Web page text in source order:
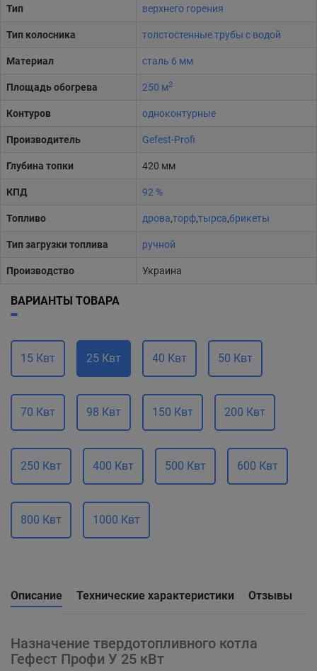
Тип верхнего горения
Тип колосника толстостенные трубы с водой
Материал сталь 6 мм
Площадь обогрева 250 м2
Контуров одноконтурные
Производитель Gefest-Profi
Глубина топки 420 мм
КПД 92 %
Топливо дрова,торф,тырса,брикеты
Тип загрузки топлива ручной
Производство Украина
ВАРИАНТЫ ТОВАРА
15 Квт 25 Квт 40 Квт 50 Квт
70 Квт 98 Квт 150 Квт 200 Квт
250 Квт 400 Квт 500 Квт 600 Квт
800 Квт 1000 Квт
Описание Технические характеристики Отзывы
Назначение твердотопливного котла
Гефест Профи У 25 кВт